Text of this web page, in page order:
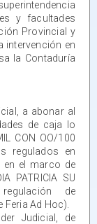
y facultades
Provincial y
intervención en
la Contaduría
a abonar al
de caja lo
CON OO/100
regulados en
en el marco de
PATRICIA SU
de
Ad Hoc).
Judicial, de